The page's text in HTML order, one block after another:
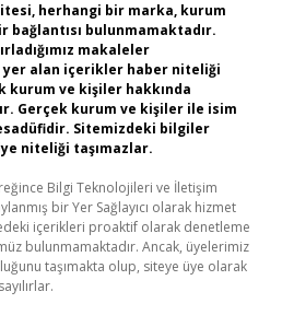
herhangi bir marka, kurum
bağlantısı bulunmamaktadır.
makaleler
yer alan içerikler haber niteliği
kurum ve kişiler hakkında
Gerçek kurum ve kişiler ile isim
Sitemizdeki bilgiler
niteliği taşımazlar.
Bilgi Teknolojileri ve İletişim
bir Yer Sağlayıcı olarak hizmet
içerikleri proaktif olarak denetleme
bulunmamaktadır. Ancak, üyelerimiz
taşımakta olup, siteye üye olarak